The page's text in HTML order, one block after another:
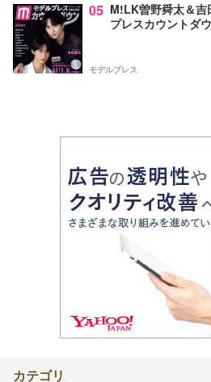
05 M!LK曽野舜太＆吉
プレスカウントダ
モデルプレス
カテゴリ